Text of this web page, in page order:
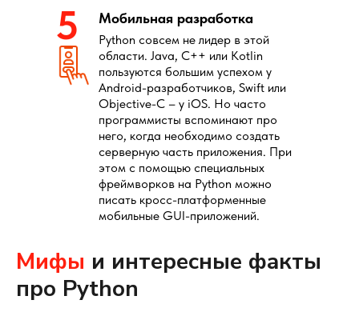
Python совсем не лидер в этой
области. Java, C++ или Kotlin
пользуются большим успехом у
Android-разработчиков, Swift или
Objective-C – у iOS. Но часто
программисты вспоминают про
него, когда необходимо создать
серверную часть приложения. При
этом с помощью специальных
фреймворков на Python можно
писать кросс-платформенные
мобильные GUI-приложений.
Мобильная разработка
5
Мифы и интересные факты
про Python